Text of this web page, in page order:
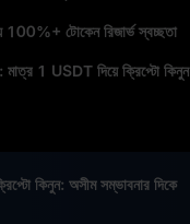
100%+ টোকেন রিজার্ভ স্বচ্ছতা
মাত্র 1 USDT দিয়ে ক্রিপ্টো কিনুন
কিনুন: অসীম সম্ভাবনার দিকে